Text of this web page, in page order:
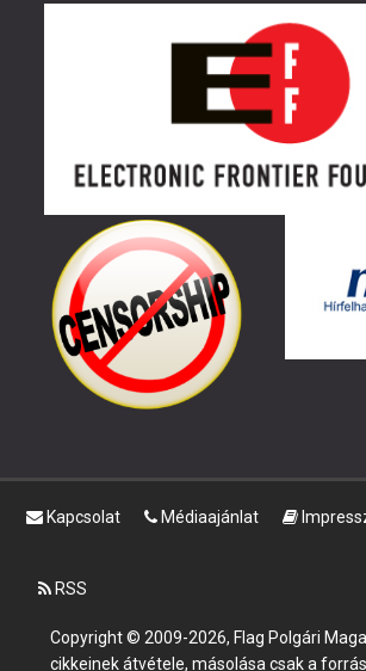
Kapcsolat Médiaajánlat
RSS
Copyright © 2009-2026, Flag Polgári
cikkeinek átvétele, másolása csak a forrás